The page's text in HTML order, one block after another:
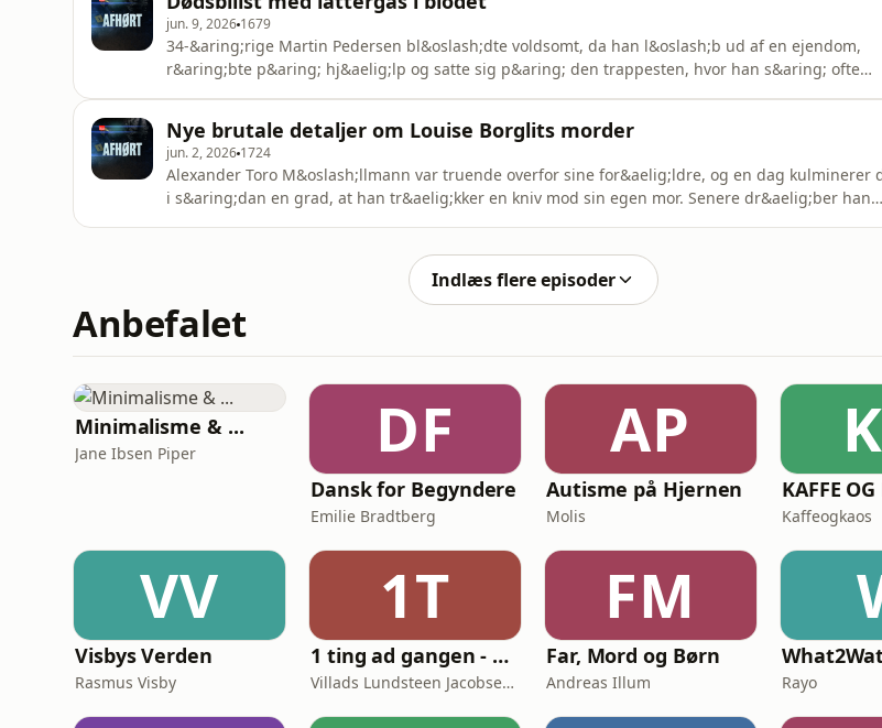
dokumenteret st
jun. 9, 2026 1679
34-&aring;rige Martin Pedersen bl&oslash;dte voldsomt, da han l&oslash;b ud af en ejendom,
r&aring;bte p&aring; hj&aelig;lp og satte sig p&aring; den trappesten, hvor han s&aring; ofte
drab. I en lejet bi
Nye brutale detaljer om Louise Borglits morder
jun. 2, 2026 1724
Alexander Toro M&oslash;llmann var truende overfor sine for&aelig;ldre, og en dag kulminerer
i s&aring;dan en grad, at han tr&aelig;kker en kniv mod sin egen mor. Senere dr&aelig;ber han
Indlæs flere episoder
Anbefalet
Minimalisme & ...
Jane Ibsen Piper DF
Dansk for Begyndere
Emilie Bradtberg
AP
Autisme på Hjernen
Molis
KAFFE
Kaffeogkaos
VV
Visbys Verden
Rasmus Visby
1T
1 ting ad gangen - Naturvidenskab skåret ud i pap
Villads Lundsteen Jacobsen & Tobias Wang Bjerg
FM
Far, Mord og Børn
Andreas Illum Rayo